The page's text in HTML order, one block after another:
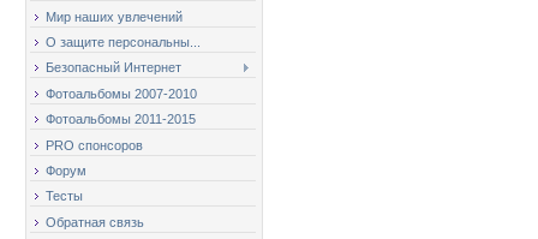
Мир наших увлечений
О защите персональны...
Безопасный Интернет
Фотоальбомы 2007-2010
Фотоальбомы 2011-2015
PRO спонсоров
Форум
Тесты
Обратная связь